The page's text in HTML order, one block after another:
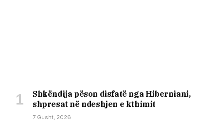
Shkëndija pëson disfatë nga Hiberniani,
shpresat në ndeshjen e kthimit
7 Gusht, 2026